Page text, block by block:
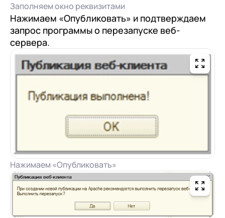
Заполняем окно реквизитами
Нажимаем «Опубликовать» и подтверждаем
запрос программы о перезапуске веб-
сервера.
Нажимаем «Опубликовать»